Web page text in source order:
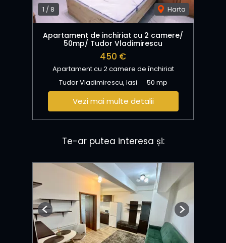
1 /8 Harta
Apartament de inchiriat cu 2 camere/
50mp/ Tudor Vladimirescu
450 €
Apartament cu 2 camere de închiriat
Tudor Vladimirescu, Iasi
50 mp
Vezi mai multe detalii
Te-ar putea interesa și:
Previous Next